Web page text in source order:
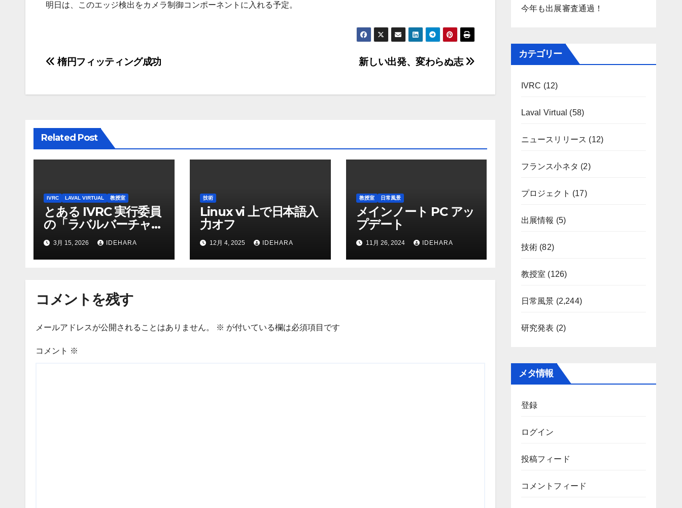
明日は、このエッジ検出をカメラ制御コンポーネントに入れる予定。
投
ビ
ゲ
シ
ョ
ン
新しい出発、変わらぬ志
楕円フィッティング成功
Related Post
IVRC LAVAL VIRTUAL 教授室
とある IVRC 実行委員
の「ラバルバーチャ
ル」でのサポートにか
ける思いと願い
（2025 年 Discord 上
3月 15, 2026 IDEHARA
技術
Linux vi 上で日本語入
力オフ
12月 4, 2025 IDEHARA
教授室 日常風景
メインノート PC アッ
プデート
11月 26, 2024 IDEHARA
コメントを残す
メールアドレスが公開されることはありません。 ※ が付いている欄は必須項目です
コメント ※
今年も出展審査通過！
カテゴリー
IVRC (12)
Laval Virtual (58)
ニュースリリース (12)
フランス小ネタ (2)
プロジェクト (17)
出展情報 (5)
技術(82)
教授室 (126)
日常風景 (2,244)
研究発表 (2)
メタ情報
登録
ログイン
投稿フィード
コメントフィード